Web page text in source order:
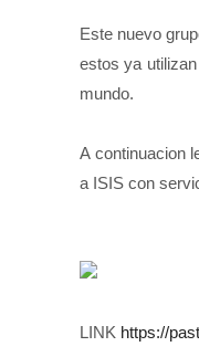
Este nuevo
estos ya
mundo.
A continuacion
a ISIS con
LINK https://